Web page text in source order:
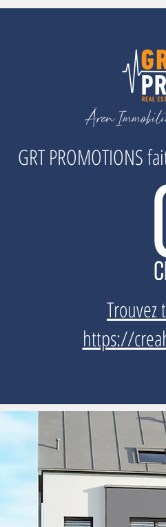
GRT PROMOTIONS
Trouvez
https://